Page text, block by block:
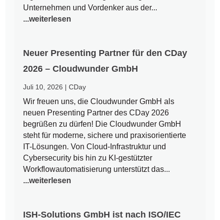
Unternehmen und Vordenker aus der...
...weiterlesen
Neuer Presenting Partner für den CDay
2026 – Cloudwunder GmbH
Juli 10, 2026 |CDay
Wir freuen uns, die Cloudwunder GmbH als
neuen Presenting Partner des CDay 2026
begrüßen zu dürfen! Die Cloudwunder GmbH
steht für moderne, sichere und praxisorientierte
IT-Lösungen. Von Cloud-Infrastruktur und
Cybersecurity bis hin zu KI-gestützter
Workflowautomatisierung unterstützt das...
...weiterlesen
ISH-Solutions GmbH ist nach ISO/IEC